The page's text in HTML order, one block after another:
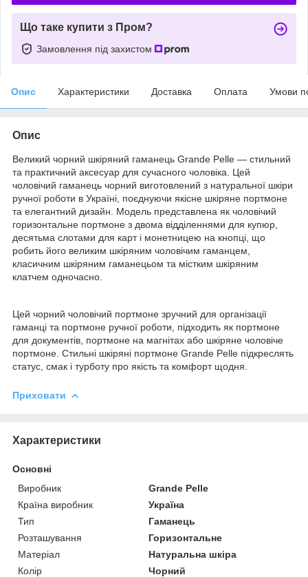
Що таке купити з Пром?
Замовлення під захистом
Опис Характеристики Доставка Оплата Умови
Опис
Великий чорний шкіряний гаманець Grande Pelle — стильний
та практичний аксесуар для сучасного чоловіка. Цей
чоловічий гаманець чорний виготовлений з натуральної шкіри
ручної роботи в Україні, поєднуючи якісне шкіряне портмоне
та елегантний дизайн. Модель представлена як чоловічий
горизонтальне портмоне з двома відділеннями для купюр,
десятьма слотами для карт і монетницею на кнопці, що
робить його великим шкіряним чоловічим гаманцем,
класичним шкіряним гаманецьом та містким шкіряним
клатчем одночасно.
Цей чорний чоловічий портмоне зручний для організації
гаманці та портмоне ручної роботи, підходить як портмоне
для документів, портмоне на магнітах або шкіряне чоловіче
портмоне. Стильні шкіряні портмоне Grande Pelle підкреслять
статус, смак і турботу про якість та комфорт щодня.
Приховати
Характеристики
Основні
Виробник
Grande Pelle
Країна виробник
Україна
Тип
Гаманець
Розташування
Горизонтальне
Матеріал
Натуральна шкіра
Колір
Чорний